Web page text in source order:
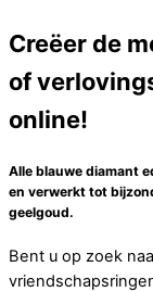
Creëer de
of
online!
Alle blauwe diamant
en verwerkt tot
geelgoud.
Bent u op zoek